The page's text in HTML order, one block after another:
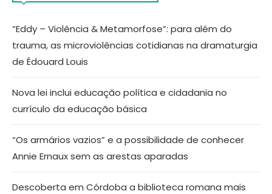
“Eddy – Violência & Metamorfose”: para além do
trauma, as microviolências cotidianas na dramaturgia
de Édouard Louis
Nova lei inclui educação política e cidadania no
currículo da educação básica
“Os armários vazios” e a possibilidade de conhecer
Annie Ernaux sem as arestas aparadas
Descoberta em Córdoba a biblioteca romana mais